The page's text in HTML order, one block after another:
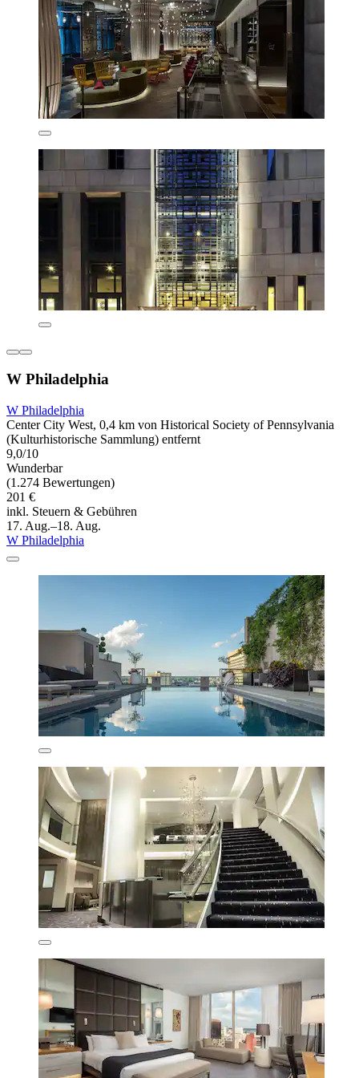
W Philadelphia
W Philadelphia
Center City West, 0,4 km von Historical Society of Pennsylvania
(Kulturhistorische Sammlung) entfernt
9,0/10
Wunderbar
(1.274 Bewertungen)
201 €
inkl. Steuern & Gebühren
17. Aug.–18. Aug.
W Philadelphia